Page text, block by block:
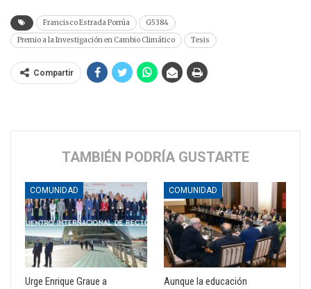
Francisco Estrada Porrúa
G5384
Premio a la Investigación en Cambio Climático
Tesis
Compartir
TAMBIÉN PODRÍA GUSTARTE
COMUNIDAD
Urge Enrique Graue a
COMUNIDAD
Aunque la educación